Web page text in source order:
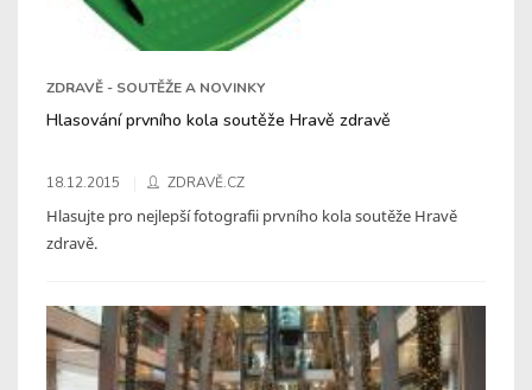
ZDRAVĚ - SOUTĚŽE A NOVINKY
Hlasování prvního kola soutěže Hravě zdravě
18.12.2015 ZDRAVĚ.CZ
Hlasujte pro nejlepší fotografii prvního kola soutěže Hravě
zdravě.